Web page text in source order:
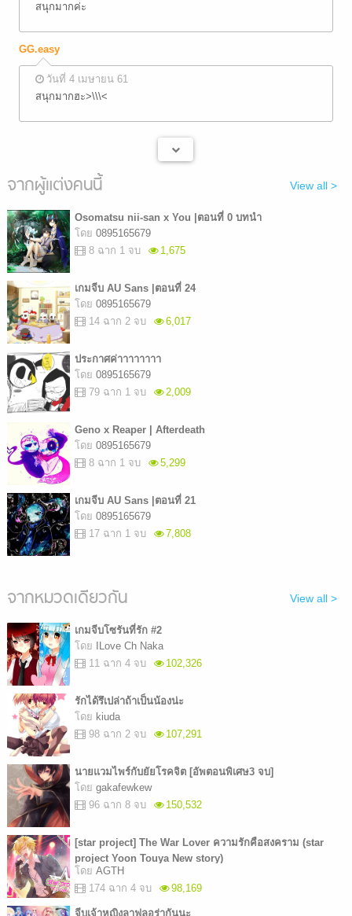
สนุกมากค่ะ
GG.easy
วันที่ 4 เมษายน 61
สนุกมากฮะ>\\\<
จากผู้แต่งคนนี้ View all >
Osomatsu nii-san x You |ตอนที่ 0 บทนำ
โดย 0895165679
8 ฉาก 1 จบ
1,675
เกมจีบ AU Sans |ตอนที่ 24
โดย 0895165679
14 ฉาก 2 จบ
6,017
ประกาศค่าาาาาาาา
โดย 0895165679
79 ฉาก 1 จบ
2,009
Geno x Reaper | Afterdeath
โดย 0895165679
8 ฉาก 1 จบ
5,299
เกมจีบ AU Sans |ตอนที่ 21
โดย 0895165679
17 ฉาก 1 จบ
7,808
จากหมวดเดียวกัน View all >
เกมจีบโซรันที่รัก #2
โดย
ILove Ch Naka
11 ฉาก 4 จบ
102,326
รักได้รึเปล่าถ้าเป็นน้องน่ะ
โดย kiuda
98 ฉาก 2 จบ
107,291
นายแวมไพร์กับยัยโรคจิต [อัพตอนพิเศษ3 จบ]
โดย gakafewkew
96 ฉาก 8 จบ
150,532
[star project] The War Lover ความรักคือสงคราม (star
project Yoon Touya New story)
โดย AGTH
174 ฉาก 4 จบ
98,169
จีบเจ้าหญิงลาฟลอร่ากันนะ